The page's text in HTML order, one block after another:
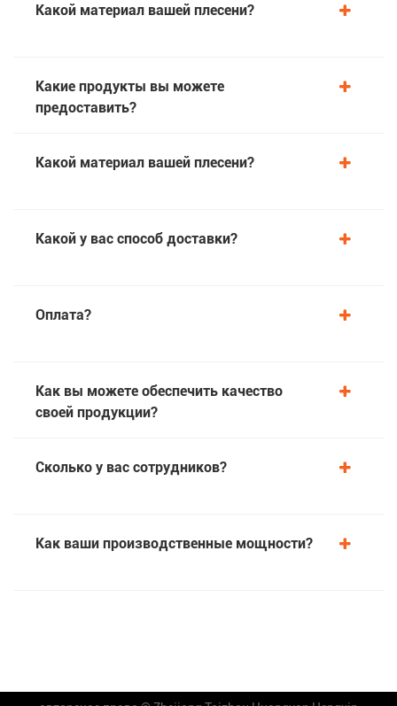
Какой материал вашей плесени?
Какие продукты вы можете
предоставить?
Какой материал вашей плесени?
Какой у вас способ доставки?
Оплата?
Как вы можете обеспечить качество
своей продукции?
Сколько у вас сотрудников?
Как ваши производственные мощности?